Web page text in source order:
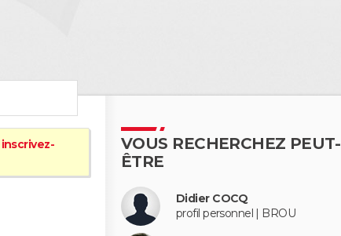
inscrivez-
VOUS RECHERCHEZ PEUT-
ÊTRE
Didier COCQ
profil personnel | BROU